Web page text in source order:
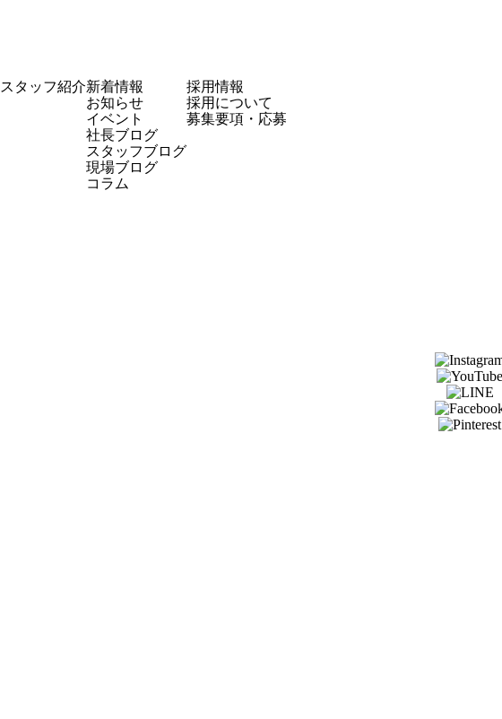
スタッフ紹介新着情報
お知らせ
イベント
社長ブログ
スタッフブログ
現場ブログ
コラム
採用情報
採用について
募集要項・応募